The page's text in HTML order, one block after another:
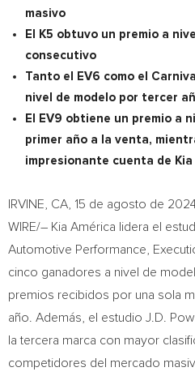
masivo
El K5 obtuvo un premio a
consecutivo
Tanto el EV6 como el
nivel de modelo por tercer
El EV9 obtiene un premio a
primer año a la venta,
impresionante cuenta de Kia
IRVINE, CA 15 de agosto de
WIRE/– Kia América lidera el
Automotive Performance,
cinco ganadores a nivel de
premios recibidos por una sola
año. Además, el estudio J.D.
la tercera marca con mayor
competidores del mercado